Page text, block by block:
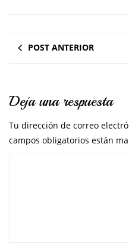
POST ANTERIOR
Deja una respuesta
Tu dirección de correo
campos obligatorios están